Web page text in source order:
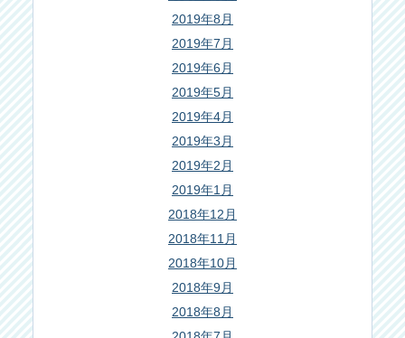
2019年8月
2019年7月
2019年6月
2019年5月
2019年4月
2019年3月
2019年2月
2019年1月
2018年12月
2018年11月
2018年10月
2018年9月
2018年8月